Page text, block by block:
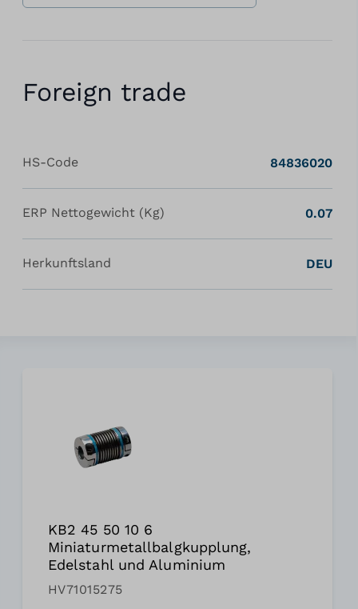
Foreign trade
HS-Code 84836020
ERP Nettogewicht (Kg) 0.07
Herkunftsland DEU
KB2 45 50 10 6
Miniaturmetallbalgkupplung,
Edelstahl und Aluminium
HV71015275